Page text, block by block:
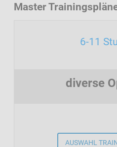
Master
6-11
diverse
AUSWAHL